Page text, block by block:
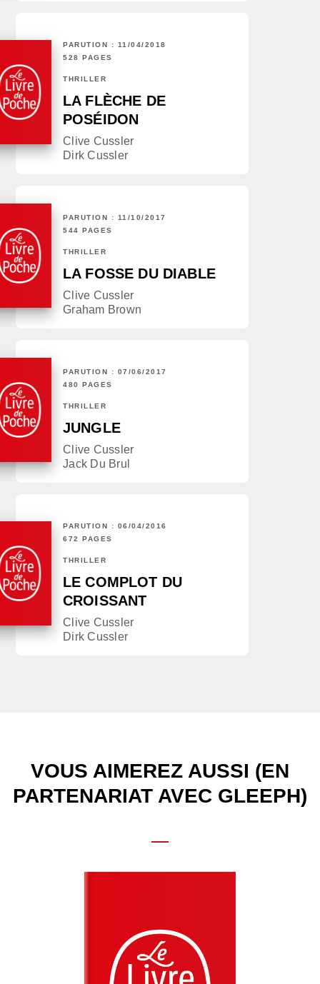
PARUTION : 11/04/2018
528 PAGES
THRILLER
LA FLÈCHE DE
POSÉIDON
Clive Cussler
Dirk Cussler
PARUTION : 11/10/2017
544 PAGES
THRILLER
LA FOSSE DU DIABLE
Clive Cussler
Graham Brown
PARUTION : 07/06/2017
480 PAGES
THRILLER
JUNGLE
Clive Cussler
Jack Du Brul
PARUTION : 06/04/2016
672 PAGES
THRILLER
LE COMPLOT DU
CROISSANT
Clive Cussler
Dirk Cussler
VOUS AIMEREZ AUSSI (EN
PARTENARIAT AVEC GLEEPH)